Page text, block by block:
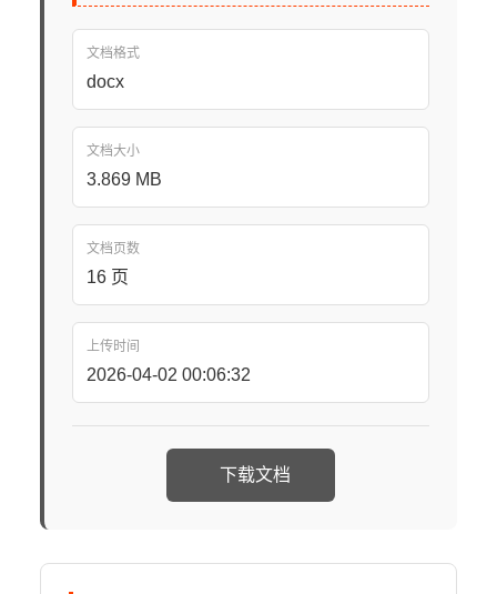
文档格式
docx
文档大小
3.869 MB
文档页数
16 页
上传时间
2026-04-02 00:06:32
下载文档